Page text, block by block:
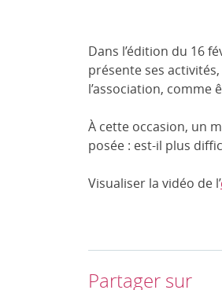
Dans l’édition du 16
présente ses
l’association,
À cette occasion, un
posée : est-il plus
Visualiser la vidéo de l’
Partager sur